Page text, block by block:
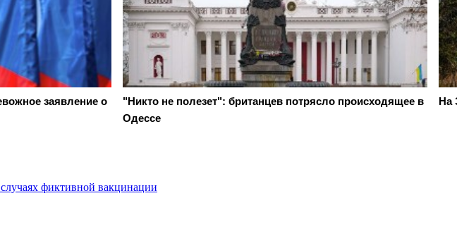
заявление о
"Никто не полезет": британцев потрясло происходящее в
Одессе
На
фиктивной вакцинации